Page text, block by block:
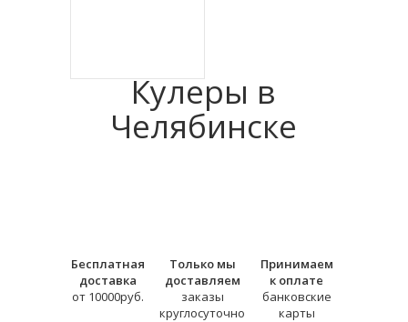
Кулеры в
Челябинске
Бесплатная
доставка
от 10000руб.
Только мы
доставляем
заказы
круглосуточно
Принимаем
к оплате
банковские
карты